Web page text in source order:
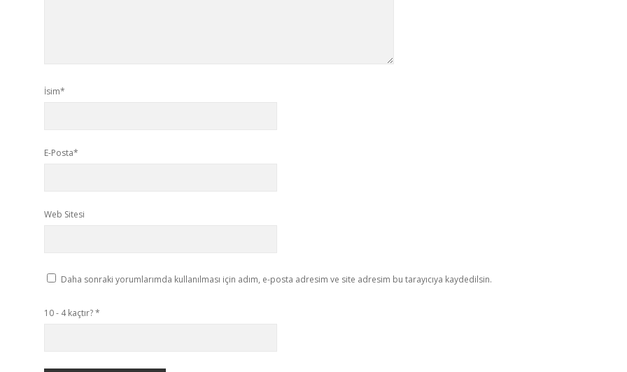
İsim*
E-Posta*
Web Sitesi
Daha sonraki yorumlarımda kullanılması için adım, e-posta adresim ve site adresim bu tarayıcıya kaydedilsin.
10 - 4 kaçtır?*